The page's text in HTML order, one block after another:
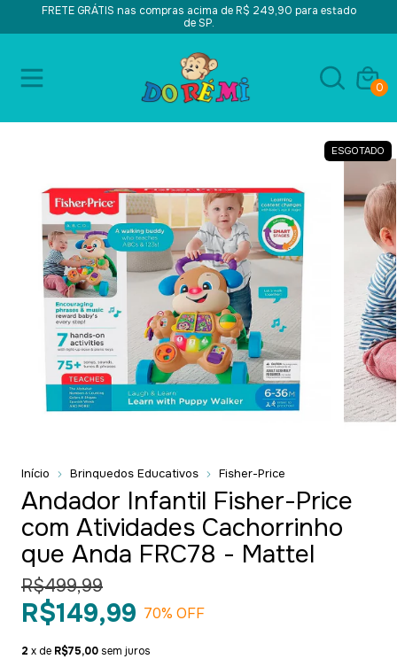
FRETE GRÁTIS nas compras acima de R$ 249,90 para estado
de SP.
0
ESGOTADO
Início Brinquedos Educativos Fisher-Price
Andador Infantil Fisher-Price
com Atividades Cachorrinho
que Anda FRC78 - Mattel
R$499,99
R$149,99 70% OFF
2 x de R$75,00 sem juros